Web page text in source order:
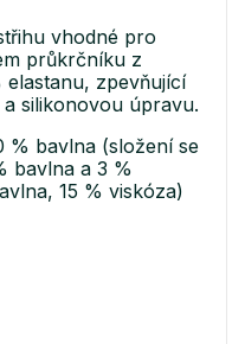
vhodné pro
průkrčníku z
elastanu, zpevňující
silikonovou úpravu.
% bavlna (složení se
bavlna a 3 %
15 % viskóza)